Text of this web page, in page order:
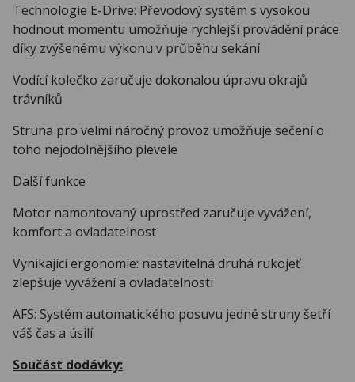
Technologie E-Drive: Převodový systém s vysokou
hodnout momentu umožňuje rychlejší provádění práce
díky zvýšenému výkonu v průběhu sekání
Vodící kolečko zaručuje dokonalou úpravu okrajů
trávníků
Struna pro velmi náročný provoz umožňuje sečení o
toho nejodolnějšího plevele
Další funkce
Motor namontovaný uprostřed zaručuje vyvážení,
komfort a ovladatelnost
Vynikající ergonomie: nastavitelná druhá rukojeť
zlepšuje vyvážení a ovladatelnosti
AFS: Systém automatického posuvu jedné struny šetří
váš čas a úsilí
Součást dodávky: